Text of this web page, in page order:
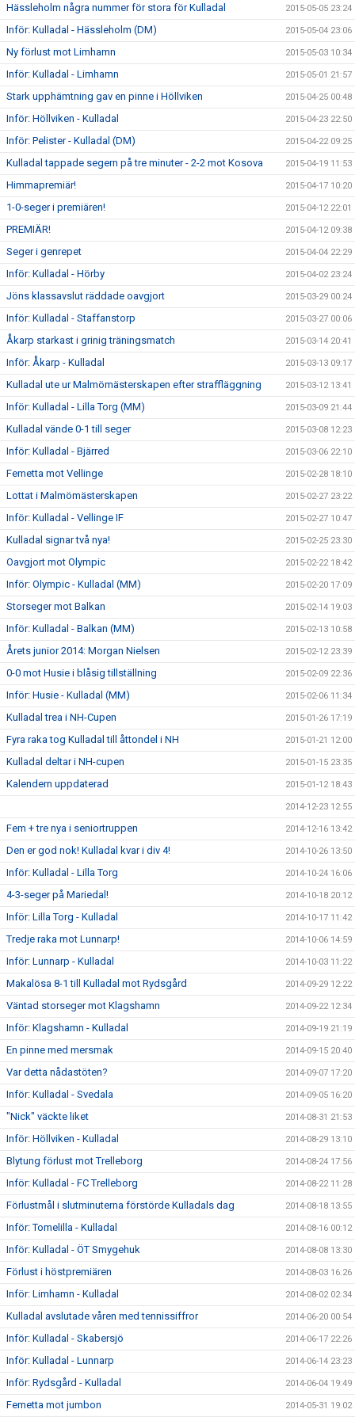
Hässleholm några nummer för stora för Kulladal 2015-05-05 23:24
Inför: Kulladal - Hässleholm (DM) 2015-05-04 23:06
Ny förlust mot Limhamn 2015-05-03 10:34
Inför: Kulladal - Limhamn 2015-05-01 21:57
Stark upphämtning gav en pinne i Höllviken 2015-04-25 00:48
Inför: Höllviken - Kulladal 2015-04-23 22:50
Inför: Pelister - Kulladal (DM) 2015-04-22 09:25
Kulladal tappade segern på tre minuter - 2-2 mot Kosova 2015-04-19 11:53
Himmapremiär! 2015-04-17 10:20
1-0-seger i premiären! 2015-04-12 22:01
PREMIÄR! 2015-04-12 09:38
Seger i genrepet 2015-04-04 22:29
Inför: Kulladal - Hörby 2015-04-02 23:24
Jöns klassavslut räddade oavgjort 2015-03-29 00:24
Inför: Kulladal - Staffanstorp 2015-03-27 00:06
Åkarp starkast i grinig träningsmatch 2015-03-14 20:41
Inför: Åkarp - Kulladal 2015-03-13 09:17
Kulladal ute ur Malmömästerskapen efter straffläggning 2015-03-12 13:41
Inför: Kulladal - Lilla Torg (MM) 2015-03-09 21:44
Kulladal vände 0-1 till seger 2015-03-08 12:23
Inför: Kulladal - Bjärred 2015-03-06 22:10
Femetta mot Vellinge 2015-02-28 18:10
Lottat i Malmömästerskapen 2015-02-27 23:22
Inför: Kulladal - Vellinge IF 2015-02-27 10:47
Kulladal signar två nya! 2015-02-25 23:30
Oavgjort mot Olympic 2015-02-22 18:42
Inför: Olympic - Kulladal (MM) 2015-02-20 17:09
Storseger mot Balkan 2015-02-14 19:03
Inför: Kulladal - Balkan (MM) 2015-02-13 10:58
Årets junior 2014: Morgan Nielsen 2015-02-12 23:39
0-0 mot Husie i blåsig tillställning 2015-02-09 22:36
Inför: Husie - Kulladal (MM) 2015-02-06 11:34
Kulladal trea i NH-Cupen 2015-01-26 17:19
Fyra raka tog Kulladal till åttondel i NH 2015-01-21 12:00
Kulladal deltar i NH-cupen 2015-01-15 23:35
Kalendern uppdaterad 2015-01-12 18:43
2014-12-23 12:55
Fem + tre nya i seniortruppen 2014-12-16 13:42
Den er god nok! Kulladal kvar i div 4! 2014-10-26 13:50
Inför: Kulladal - Lilla Torg 2014-10-24 16:06
4-3-seger på Mariedal! 2014-10-18 20:12
Inför: Lilla Torg - Kulladal 2014-10-17 11:42
Tredje raka mot Lunnarp! 2014-10-06 14:59
Inför: Lunnarp - Kulladal 2014-10-03 11:22
Makalösa 8-1 till Kulladal mot Rydsgård 2014-09-29 12:22
Väntad storseger mot Klagshamn 2014-09-22 12:34
Inför: Klagshamn - Kulladal 2014-09-19 21:19
En pinne med mersmak 2014-09-15 20:40
Var detta nådastöten? 2014-09-07 17:20
Inför: Kulladal - Svedala 2014-09-05 16:20
"Nick" väckte liket 2014-08-31 21:53
Inför: Höllviken - Kulladal 2014-08-29 13:10
Blytung förlust mot Trelleborg 2014-08-24 17:56
Inför: Kulladal - FC Trelleborg 2014-08-22 11:28
Förlustmål i slutminuterna förstörde Kulladals dag 2014-08-18 13:55
Inför: Tomelilla - Kulladal 2014-08-16 00:12
Inför: Kulladal - ÖT Smygehuk 2014-08-08 13:30
Förlust i höstpremiären 2014-08-03 16:26
Inför: Limhamn - Kulladal 2014-08-02 02:34
Kulladal avslutade våren med tennissiffror 2014-06-20 00:54
Inför: Kulladal - Skabersjö 2014-06-17 22:26
Inför: Kulladal - Lunnarp 2014-06-14 23:23
Inför: Rydsgård - Kulladal 2014-06-04 19:49
Femetta mot jumbon 2014-05-31 19:02